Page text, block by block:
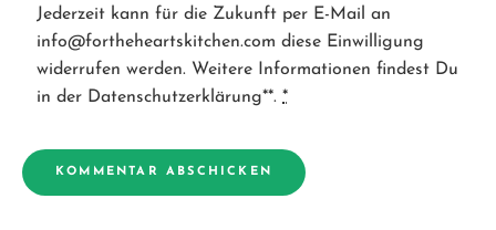
Jederzeit kann für die Zukunft per E-Mail an
info@fortheheartskitchen.com diese Einwilligung
widerrufen werden. Weitere Informationen findest Du
in der Datenschutzerklärung**. *